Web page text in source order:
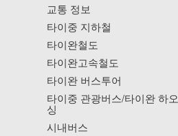
교통 정보
타이중 지하철
타이완철도
타이완고속철도
타이완 버스투어
타이중 관광버스/타이완 하오
싱
시내버스